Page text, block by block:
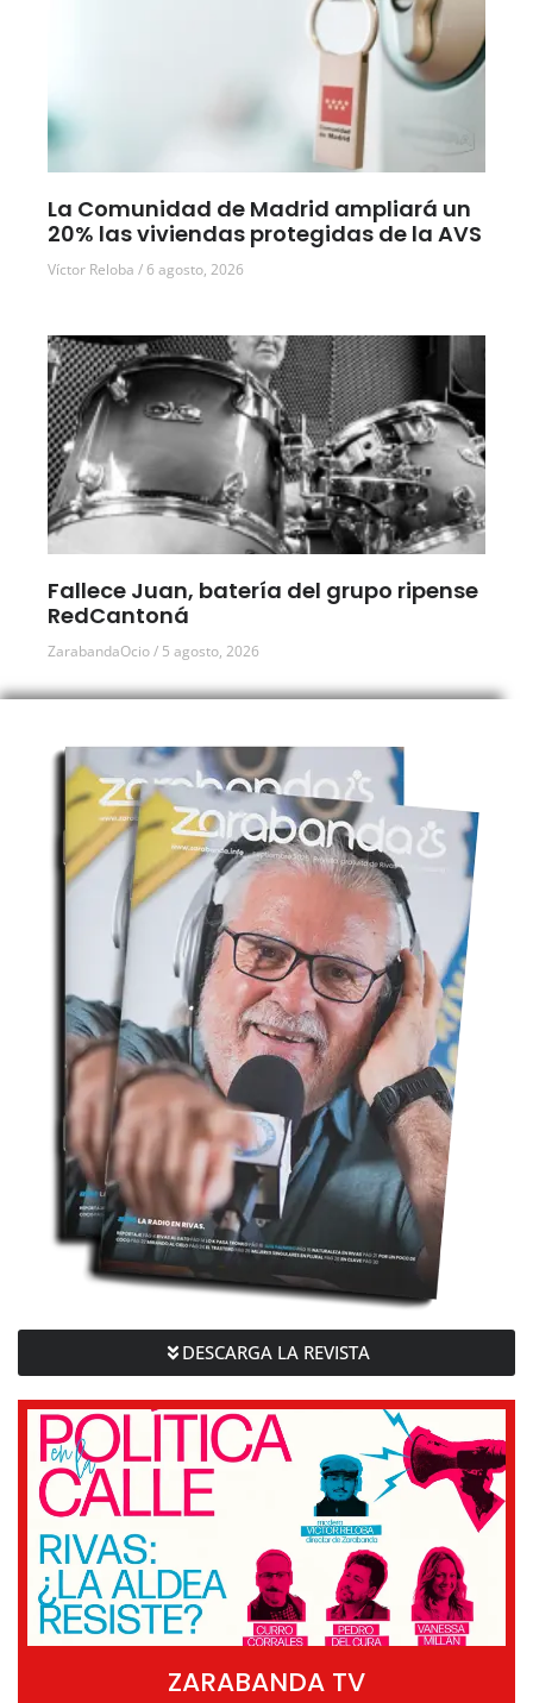
La Comunidad de Madrid ampliará un
20% las viviendas protegidas de la AVS
Víctor Reloba 6 agosto, 2026
Fallece Juan, batería del grupo ripense
RedCantoná
ZarabandaOcio 5 agosto, 2026
DESCARGA LA REVISTA
ZARABANDA TV